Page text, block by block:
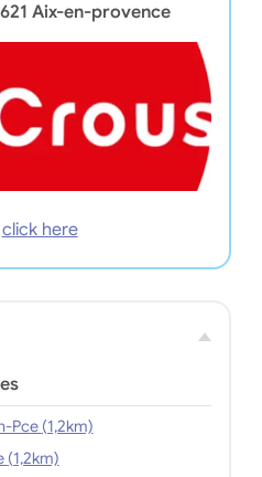
Aix-en-provence
click here
ESARC Evolution Aix-en-Pce (1,2km)
ESGI - Aix-en-Provence (1,2km)